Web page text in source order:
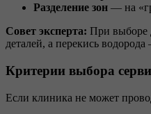
Разделение зон — на
Совет эксперта: При выборе
деталей, а перекись
Критерии выбора
Если клиника не может